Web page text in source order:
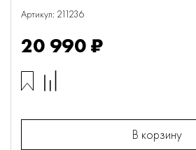
Артикул: 211236
20 990 ₽
В корзину